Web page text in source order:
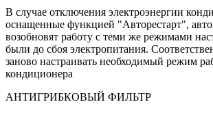
В случае отключения электроэнергии
оснащенные функцией "Авторестарт",
возобновят работу с теми же режимами
были до сбоя электропитания.
заново настраивать необходимый режим
кондиционера
АНТИГРИБКОВЫЙ ФИЛЬТР